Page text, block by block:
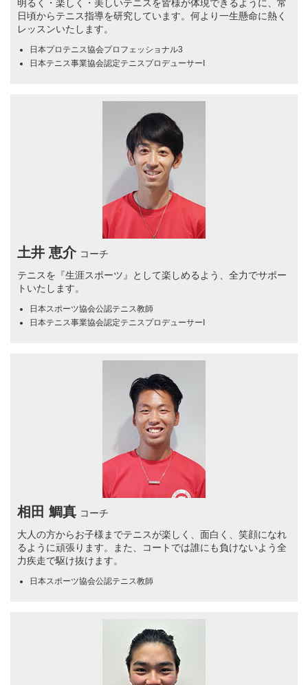
明るく・楽しく・美しいテニスを皆様が体現できるように、常
日頃からテニス指導を研究しています。何より一生懸命に熱く
レッスンいたします。
日本プロテニス協会プロフェッショナル3
日本テニス事業協会認定テニスプロデューサーI
土井 恵介 コーチ
テニスを『生涯スポーツ』として楽しめるよう、全力でサポー
トいたします。
日本スポーツ協会公認テニス教師
日本テニス事業協会認定テニスプロデューサーI
相田 鯛真 コーチ
大人の方からお子様までテニスが楽しく、面白く、笑顔になれ
るように頑張ります。また、コートでは誰にも負けないよう全
力疾走で駆け抜けます。
日本スポーツ協会公認テニス教師